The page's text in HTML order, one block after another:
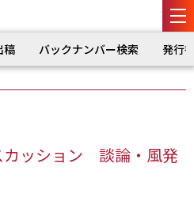
稿 バックナンバー検索 発行
カッション 談論・風発